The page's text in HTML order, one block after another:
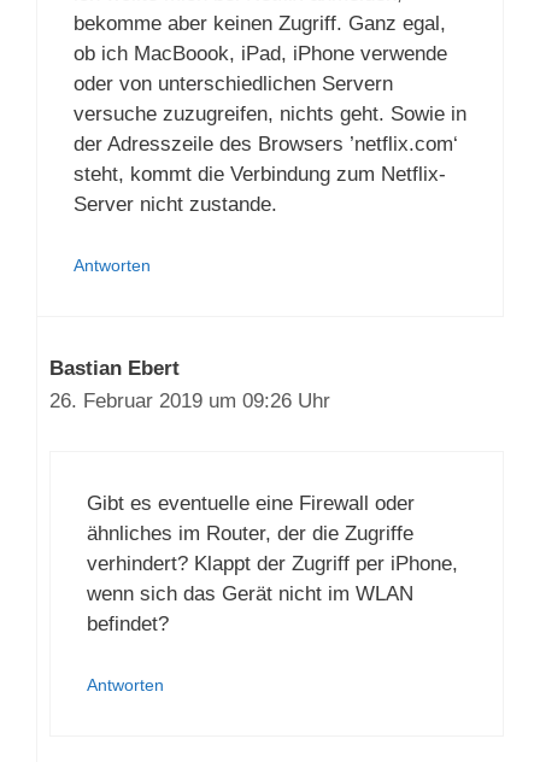
bekomme aber keinen Zugriff. Ganz egal,
ob ich MacBoook, iPad, iPhone verwende
oder von unterschiedlichen Servern
versuche zuzugreifen, nichts geht. Sowie in
der Adresszeile des Browsers ’netflix.com‘
steht, kommt die Verbindung zum Netflix-
Server nicht zustande.
Antworten
Bastian Ebert
26. Februar 2019 um 09:26 Uhr
Gibt es eventuelle eine Firewall oder
ähnliches im Router, der die Zugriffe
verhindert? Klappt der Zugriff per iPhone,
wenn sich das Gerät nicht im WLAN
befindet?
Antworten